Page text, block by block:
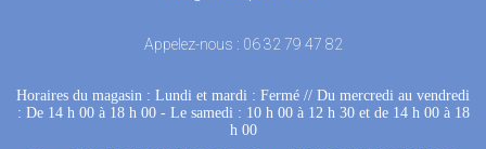
Appelez-nous : 06 32 79 47 82
Horaires du magasin : Lundi et mardi : Fermé // Du mercredi au vendredi
: De 14 h 00 à 18 h 00 - Le samedi : 10 h 00 à 12 h 30 et de 14 h 00 à 18
h 00